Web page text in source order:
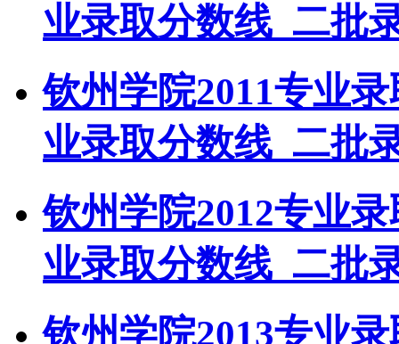
业录取分数线_二批
钦州学院2011专业
业录取分数线_二批
钦州学院2012专业
业录取分数线_二批
钦州学院2013专业